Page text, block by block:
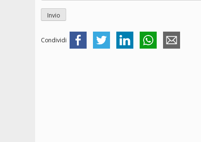
Condividi